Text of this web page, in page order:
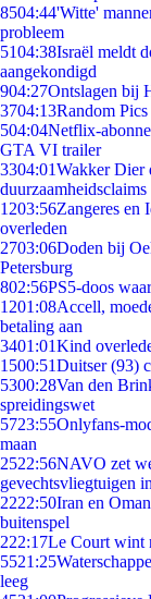
8504:44'Witte'
probleem
5104:38Israël meldt
aangekondigd
904:27Ontslagen bij
3704:13Random
504:04Netflix-
GTA VI trailer
3304:01Wakker Dier
duurzaamheidsclaims
1203:56Zangeres en
overleden
2703:06Doden bij
Petersburg
802:56PS5-doos
1201:08Accell,
betaling aan
3401:01Kind
1500:51Duitser (93)
5300:28Van den
spreidingswet
5723:55Onlyfans-
maan
2522:56NAVO zet
gevechtsvliegtuigen in
2222:50Iran en
buitenspel
222:17Le Court wint
5521:25
leeg